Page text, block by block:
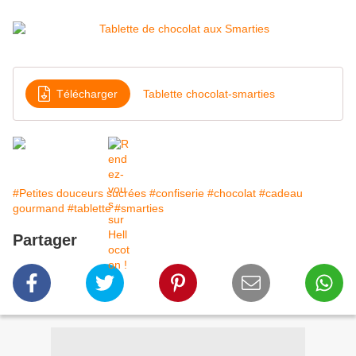
Télécharger Tablette chocolat-smarties
#Petites douceurs sucrées #confiserie #chocolat #cadeau
gourmand #tablette #smarties
Partager